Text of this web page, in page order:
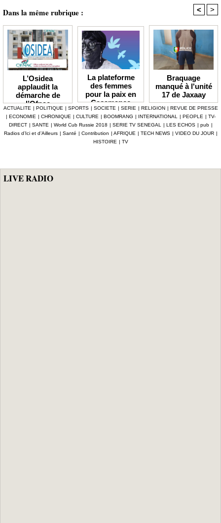
Dans la même rubrique : < >
L’Osidea
applaudit la
démarche de
l’Ofnac
La plateforme
des femmes
pour la paix en
Casamance
lauréate du Prix
Icip 2026
Braquage
manqué à l'unité
17 de Jaxaay
ACTUALITE | POLITIQUE | SPORTS | SOCIETE | SERIE | RELIGION | REVUE DE PRESSE
| ECONOMIE | CHRONIQUE | CULTURE | BOOMRANG | INTERNATIONAL | PEOPLE | TV-
DIRECT | SANTE | World Cub Russie 2018 | SERIE TV SENEGAL | LES ECHOS | pub |
Radios d’Ici et d’Ailleurs | Santé | Contribution | AFRIQUE | TECH NEWS | VIDEO DU JOUR |
HISTOIRE | TV
LIVE RADIO